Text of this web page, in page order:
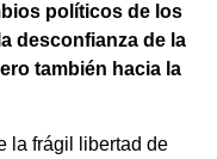
políticos de los
desconfianza de la
también hacia la
la frágil libertad de